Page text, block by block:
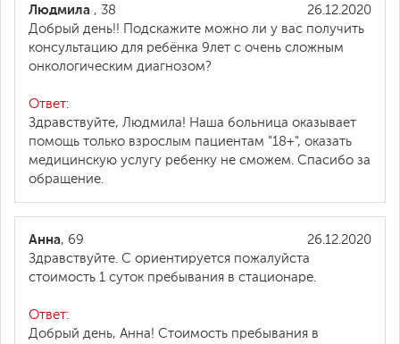
26.12.2020
Людмила , 38
Добрый день!! Подскажите можно ли у вас получить
консультацию для ребёнка 9лет с очень сложным
онкологическим диагнозом?
Ответ:
Здравствуйте, Людмила! Наша больница оказывает
помощь только взрослым пациентам "18+", оказать
медицинскую услугу ребенку не сможем. Спасибо за
обращение.
26.12.2020
Анна, 69
Здравствуйте. С ориентируется пожалуйста
стоимость 1 суток пребывания в стационаре.
Ответ:
Добрый день, Анна! Стоимость пребывания в